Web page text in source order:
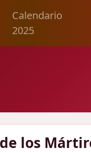
Calendario
2025
los